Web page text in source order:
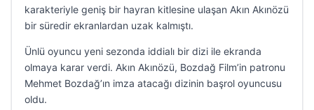
karakteriyle geniş bir hayran kitlesine ulaşan Akın Akınözü
bir süredir ekranlardan uzak kalmıştı.
Ünlü oyuncu yeni sezonda iddialı bir dizi ile ekranda
olmaya karar verdi. Akın Akınözü, Bozdağ Film’in patronu
Mehmet Bozdağ’ın imza atacağı dizinin başrol oyuncusu
oldu.